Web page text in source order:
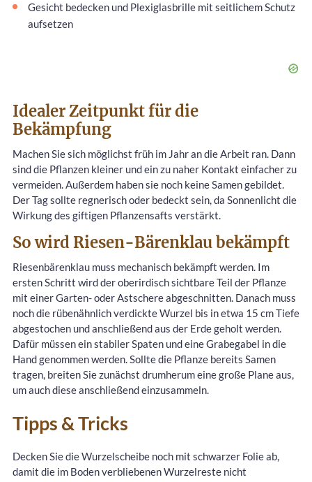
Gesicht bedecken und Plexiglasbrille mit seitlichem Schutz
aufsetzen
Idealer Zeitpunkt für die
Bekämpfung
Machen Sie sich möglichst früh im Jahr an die Arbeit ran. Dann
sind die Pflanzen kleiner und ein zu naher Kontakt einfacher zu
vermeiden. Außerdem haben sie noch keine Samen gebildet.
Der Tag sollte regnerisch oder bedeckt sein, da Sonnenlicht die
Wirkung des giftigen Pflanzensafts verstärkt.
So wird Riesen-Bärenklau bekämpft
Riesenbärenklau muss mechanisch bekämpft werden. Im
ersten Schritt wird der oberirdisch sichtbare Teil der Pflanze
mit einer Garten- oder Astschere abgeschnitten. Danach muss
noch die rübenähnlich verdickte Wurzel bis in etwa 15 cm Tiefe
abgestochen und anschließend aus der Erde geholt werden.
Dafür müssen ein stabiler Spaten und eine Grabegabel in die
Hand genommen werden. Sollte die Pflanze bereits Samen
tragen, breiten Sie zunächst drumherum eine große Plane aus,
um auch diese anschließend einzusammeln.
Tipps & Tricks
Decken Sie die Wurzelscheibe noch mit schwarzer Folie ab,
damit die im Boden verbliebenen Wurzelreste nicht